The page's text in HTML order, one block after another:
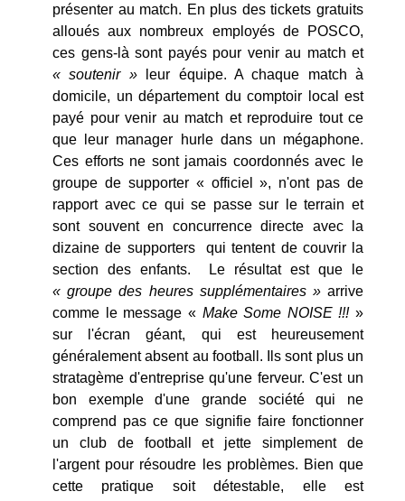
présenter au match. En plus des tickets gratuits
alloués aux nombreux employés de POSCO,
ces gens-là sont payés pour venir au match et
« soutenir »leur équipe. A chaque match à
domicile, un département du comptoir local est
payé pour venir au match et reproduire tout ce
que leur manager hurle dans un mégaphone.
Ces efforts ne sont jamais coordonnés avec le
groupe de supporter « officiel », n'ont pas de
rapport avec ce qui se passe sur le terrain et
sont souvent en concurrence directe avec la
dizaine de supporters qui tentent de couvrir la
section des enfants. Le résultat est que le
« groupe des heures supplémentaires »arrive
comme le message « Make Some NOISE !!! »
sur l'écran géant, qui est heureusement
généralement absent au football. Ils sont plus un
stratagème d'entreprise qu'une ferveur. C'est un
bon exemple d'une grande société qui ne
comprend pas ce que signifie faire fonctionner
un club de football et jette simplement de
l'argent pour résoudre les problèmes. Bien que
cette pratique soit détestable, elle est